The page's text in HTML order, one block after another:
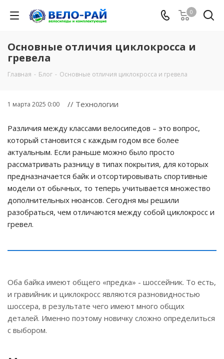
0
Основные отличия циклокросса и
гревела
Главная - Блог - Основные отличия циклокросса и гревела
1 марта 2025 0:00 // Технологии
Различия между классами велосипедов – это вопрос,
который становится с каждым годом все более
актуальным. Если раньше можно было просто
рассматривать разницу в типах покрытия, для которых
предназначается байк и отсортировывать спортивные
модели от обычных, то теперь учитывается множество
дополнительных нюансов. Сегодня мы решили
разобраться, чем отличаются между собой циклокросс и
гревел.
Оба байка имеют общего «предка» - шоссейник. То есть,
и гравийник и циклокросс являются разновидностью
шоссера, в результате чего имеют много общих
деталей. Именно поэтому новичку сложно определиться
с выбором.